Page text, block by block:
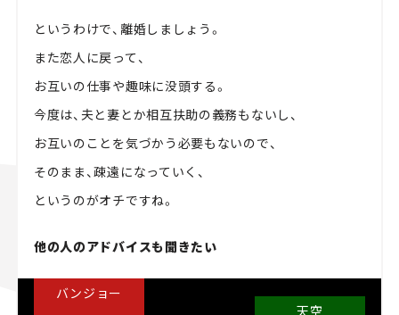
というわけで、離婚しましょう。
また恋人に戻って、
お互いの仕事や趣味に没頭する。
今度は、夫と妻とか相互扶助の義務もないし、
お互いのことを気づかう必要もないので、
そのまま、疎遠になっていく、
というのがオチですね。
他の人のアドバイスも聞きたい
バンジョー
天空